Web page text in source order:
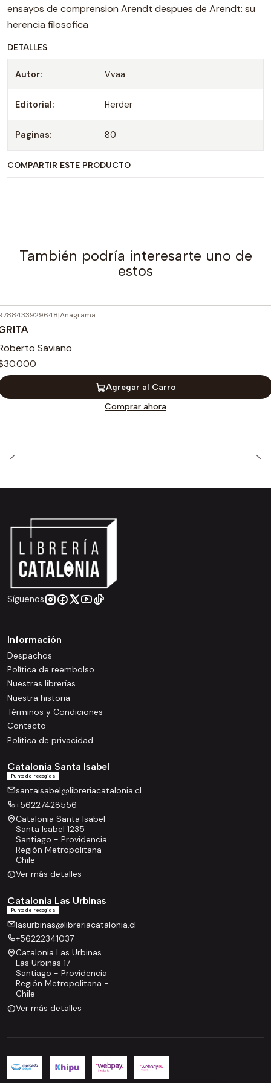
ensayos de comprension Arendt despues de Arendt: su
herencia filosofica
DETALLES
Autor: Vvaa
Editorial: Herder
Paginas: 80
COMPARTIR ESTE PRODUCTO
También podría interesarte uno de
estos
|Anagrama
Saviano
Agregar al Carro
Comprar ahora
Síguenos
Información
Despachos
Política de reembolso
Nuestras librerías
Nuestra historia
Términos y Condiciones
Contacto
Política de privacidad
Catalonia Santa Isabel
Punto de recogida
santaisabel@libreriacatalonia.cl
+56227428556
Catalonia Santa Isabel
Santa Isabel 1235
Santiago - Providencia
Región Metropolitana -
Chile
Ver más detalles
Catalonia Las Urbinas
Punto de recogida
lasurbinas@libreriacatalonia.cl
+56222341037
Catalonia Las Urbinas
Las Urbinas 17
Santiago - Providencia
Región Metropolitana -
Chile
Ver más detalles